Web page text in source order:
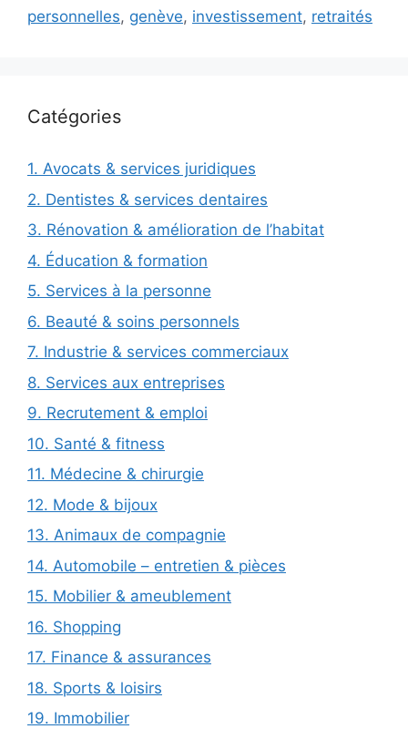
personnelles, genève, investissement, retraités
Catégories
1. Avocats & services juridiques
2. Dentistes & services dentaires
3. Rénovation & amélioration de l’habitat
4. Éducation & formation
5. Services à la personne
6. Beauté & soins personnels
7. Industrie & services commerciaux
8. Services aux entreprises
9. Recrutement & emploi
10. Santé & fitness
11. Médecine & chirurgie
12. Mode & bijoux
13. Animaux de compagnie
14. Automobile – entretien & pièces
15. Mobilier & ameublement
16. Shopping
17. Finance & assurances
18. Sports & loisirs
19. Immobilier